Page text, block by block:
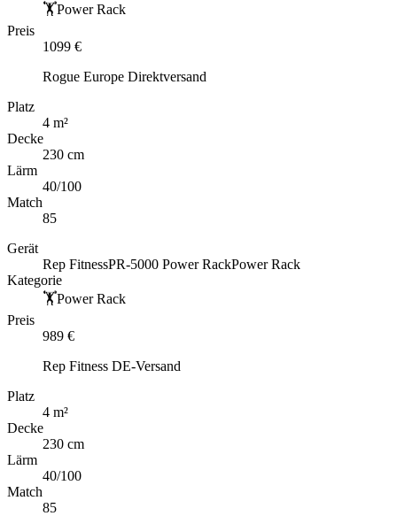
🏋️Power Rack
Preis
1099 €
Rogue Europe Direktversand
Platz
4 m²
Decke
230 cm
Lärm
40/100
Match
85
Gerät
Rep FitnessPR-5000 Power RackPower Rack
Kategorie
🏋️Power Rack
Preis
989 €
Rep Fitness DE-Versand
Platz
4 m²
Decke
230 cm
Lärm
40/100
Match
85